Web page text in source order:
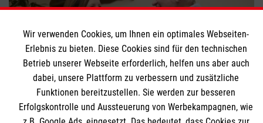
So funktioniert der Malteser Besuchsdienst
Wir verwenden Cookies, um Ihnen ein optimales Webseiten-
Erlebnis zu bieten. Diese Cookies sind für den technischen
Betrieb unserer Webseite erforderlich, helfen uns aber auch
dabei, unsere Plattform zu verbessern und zusätzliche
Funktionen bereitzustellen. Sie werden zur besseren
Erfolgskontrolle und Aussteuerung von Werbekampagnen, wie